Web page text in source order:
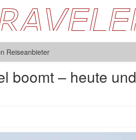
Reiseanbieter
boomt – heute und